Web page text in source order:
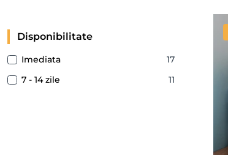
Disponibilitate
Imediata
17
7 - 14 zile
11